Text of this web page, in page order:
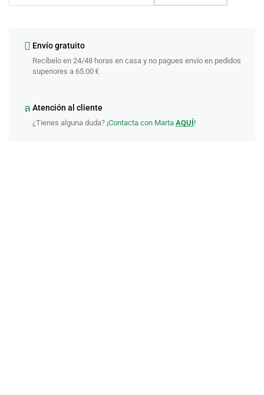
Envío gratuito
Recíbelo en 24/48 horas en casa y no pagues envío en pedidos
superiores a 65.00 €
Atención al cliente
¿Tienes alguna duda? ¡Contacta con Marta AQUÍ!